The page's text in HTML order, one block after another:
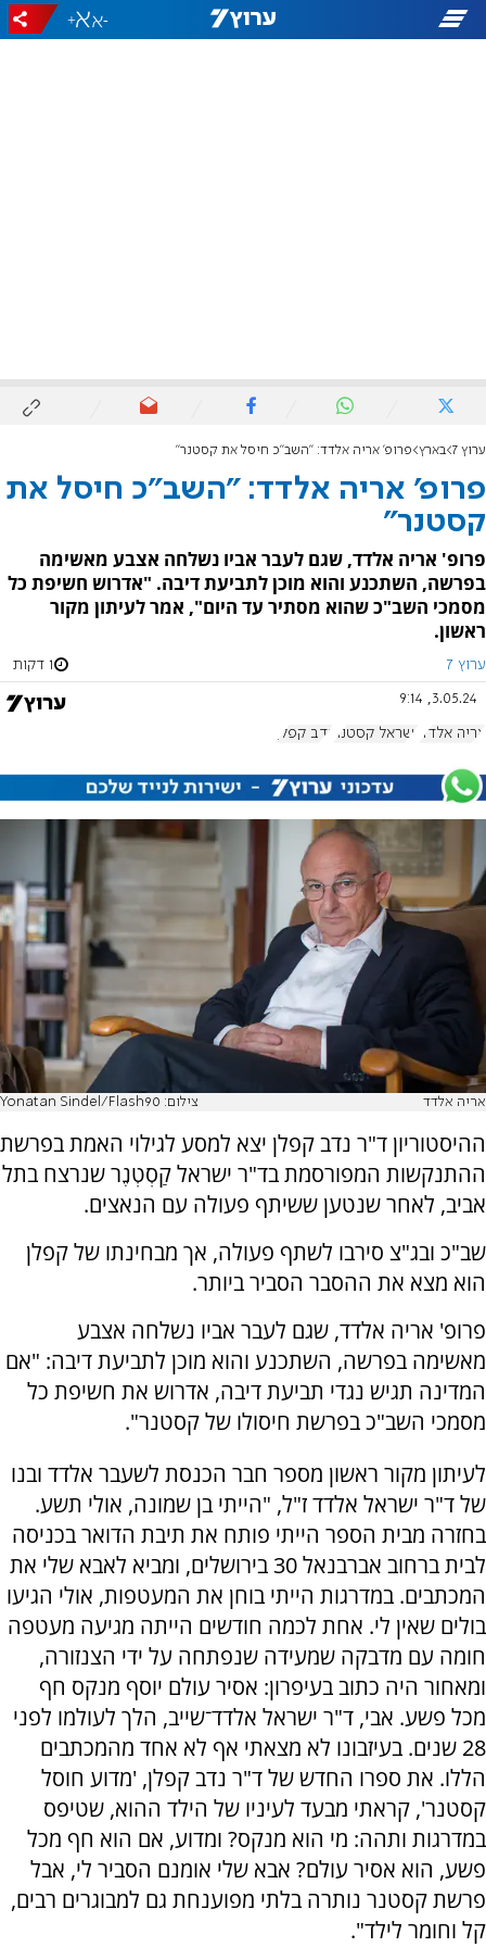
-
+
ערוץ 7 בארץ פרופ' אריה אלדד: "השב"כ חיסל את קסטנר"
פרופ' אריה אלדד: "השב"כ חיסל את
קסטנר"
פרופ' אריה אלדד, שגם לעבר אביו נשלחה אצבע מאשימה
בפרשה, השתכנע והוא מוכן לתביעת דיבה. "אדרוש חשיפת כל
מסמכי השב"כ שהוא מסתיר עד היום", אמר לעיתון מקור
ראשון.
ערוץ 7 1 דקות
3.05.24, 9:14
אריה אלדד ישראל קסטנר נדב קפלן
אריה אלדד צילום: Yonatan Sindel/Flash90
ההיסטוריון ד"ר נדב קפלן יצא למסע לגילוי האמת בפרשת
ההתנקשות המפורסמת בד"ר ישראל קַסְטְנֶר שנרצח בתל
אביב, לאחר שנטען ששיתף פעולה עם הנאצים.
שב"כ ובג"צ סירבו לשתף פעולה, אך מבחינתו של קפלן
הוא מצא את ההסבר הסביר ביותר.
פרופ' אריה אלדד, שגם לעבר אביו נשלחה אצבע
מאשימה בפרשה, השתכנע והוא מוכן לתביעת דיבה: "אם
המדינה תגיש נגדי תביעת דיבה, אדרוש את חשיפת כל
מסמכי השב"כ בפרשת חיסולו של קסטנר".
לעיתון מקור ראשון מספר חבר הכנסת לשעבר אלדד ובנו
של ד"ר ישראל אלדד ז"ל, "הייתי בן שמונה, אולי תשע.
בחזרה מבית הספר הייתי פותח את תיבת הדואר בכניסה
לבית ברחוב אברבנאל 30 בירושלים, ומביא לאבא שלי את
המכתבים. במדרגות הייתי בוחן את המעטפות, אולי הגיעו
בולים שאין לי. אחת לכמה חודשים הייתה מגיעה מעטפה
חומה עם מדבקה שמעידה שנפתחה על ידי הצנזורה,
ומאחור היה כתוב בעיפרון: אסיר עולם יוסף מנקס חף
מכל פשע. אבי, ד"ר ישראל אלדד־שייב, הלך לעולמו לפני
28 שנים. בעיזבונו לא מצאתי אף לא אחד מהמכתבים
הללו. את ספרו החדש של ד"ר נדב קפלן, 'מדוע חוסל
קסטנר', קראתי מבעד לעיניו של הילד ההוא, שטיפס
במדרגות ותהה: מי הוא מנקס? ומדוע, אם הוא חף מכל
פשע, הוא אסיר עולם? אבא שלי אומנם הסביר לי, אבל
פרשת קסטנר נותרה בלתי מפוענחת גם למבוגרים רבים,
קל וחומר לילד".